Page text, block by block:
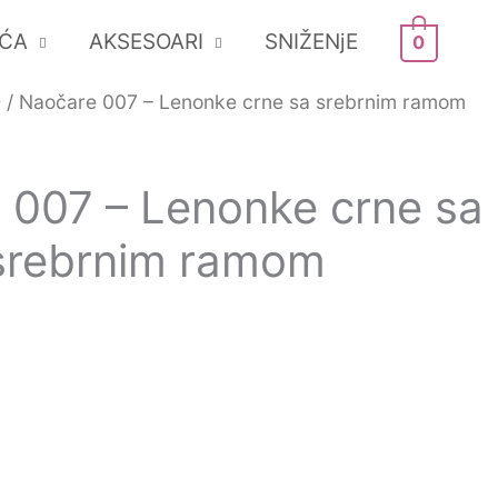
AKSESOARI SNIŽENjE 0
/ Naočare 007 – Lenonke crne sa srebrnim ramom
– Lenonke crne sa
ramom